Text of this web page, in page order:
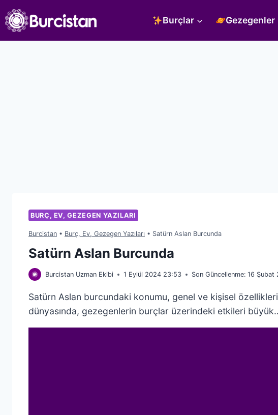
to
content
Burçlar Gezegenler
BURÇ, EV, GEZEGEN YAZILARI
Burcistan • Burç, Ev, Gezegen Yazıları • Satürn Aslan Burcunda
Satürn Aslan Burcunda
Burcistan Uzman Ekibi 1 Eylül 2024 23:53 Son Güncellenme: 16 Şubat
Satürn Aslan burcundaki konumu, genel ve kişisel
dünyasında, gezegenlerin burçlar üzerindeki etkileri